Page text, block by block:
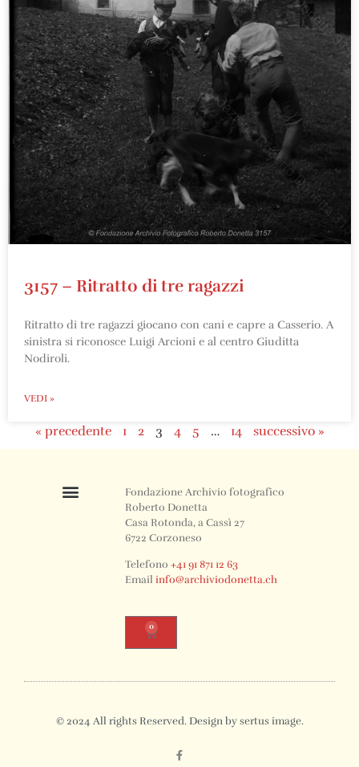
3157 – Ritratto di tre ragazzi
Ritratto di tre ragazzi giocano con cani e capre a Casserio. A
sinistra si riconosce Luigi Arcioni e al centro Giuditta
Nodiroli.
VEDI »
« precedente 1 2 3 4 5 … 14 successivo »
Fondazione Archivio fotografico
Roberto Donetta
Casa Rotonda, a Cassì 27
6722 Corzoneso
Telefono+41 91 871 12 63
Emailinfo@archiviodonetta.ch
0
© 2024 All rights Reserved. Design by sertus image.